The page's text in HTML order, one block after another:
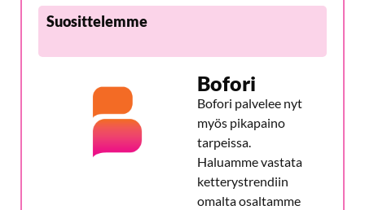
Suosittelemme
Bofori
Bofori palvelee nyt
myös pikapaino
tarpeissa.
Haluamme vastata
ketterystrendiin
omalta osaltamme